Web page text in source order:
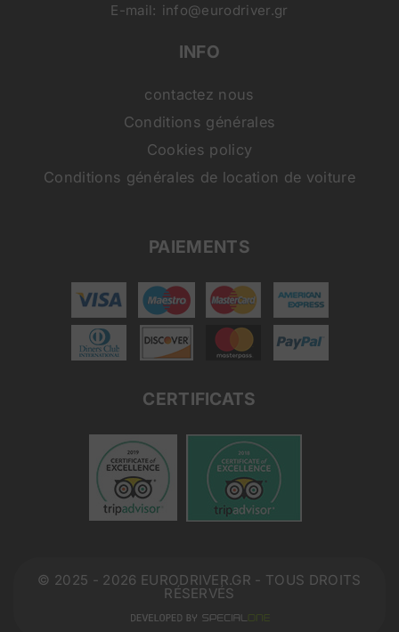
E-mail: info@eurodriver.gr
INFO
contactez nous
Conditions générales
Cookies policy
Conditions générales de location de voiture
PAIEMENTS
CERTIFICATS
© 2025 - 2026 EURODRIVER.GR - TOUS DROITS
RÉSERVÉS